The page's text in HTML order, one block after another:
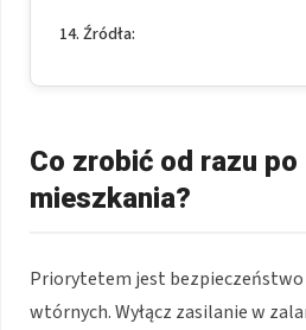
Źródła:
Co zrobić od razu po
mieszkania?
Priorytetem jest bezpieczeństwo
wtórnych. Wyłącz zasilanie w